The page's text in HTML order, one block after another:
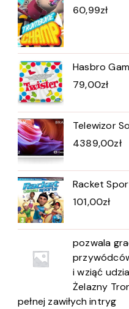
60,99zł
Hasbro
79,00zł
Telewizor
4389,00zł
Racket
101,00zł
pozwala
i wziąć
Żelazny
pełnej zawiłych intryg